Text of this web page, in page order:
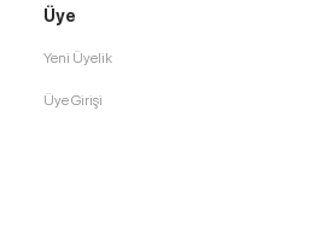
Üye
Yeni Üyelik
Üye Girişi